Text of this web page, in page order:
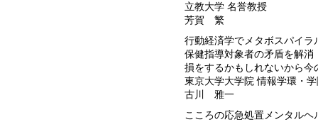
立教大学 名誉教授
芳賀 繁
行動経済学でメタボスパイ
保健指導対象者の矛盾を解消
損をするかもしれないから
東京大学大学院 情報学環・
古川 雅一
こころの応急処置メンタル